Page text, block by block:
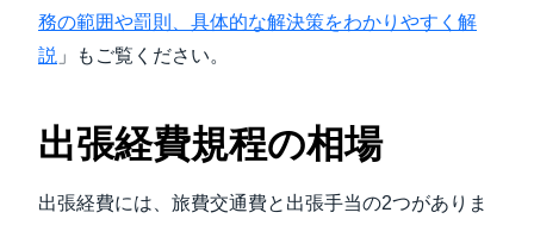
務の範囲や罰則、具体的な解決策をわかりやすく解
説 」もご覧ください。
出張経費規程の相場
出張経費には、旅費交通費と出張手当の2つがありま